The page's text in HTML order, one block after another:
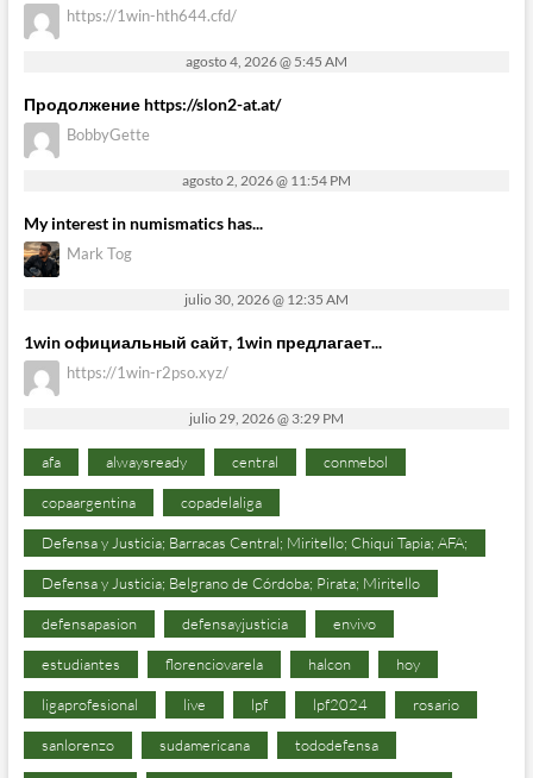
https://1win-hth644.cfd/
agosto 4, 2026 @ 5:45 AM
Продолжение https://slon2-at.at/
BobbyGette
agosto 2, 2026 @ 11:54 PM
My interest in numismatics has...
Mark Tog
julio 30, 2026 @ 12:35 AM
1win официальный сайт, 1win предлагает...
https://1win-r2pso.xyz/
julio 29, 2026 @ 3:29 PM
afa alwaysready central conmebol
copaargentina copadelaliga
Defensa y Justicia; Barracas Central; Miritello; Chiqui Tapia; AFA;
Defensa y Justicia; Belgrano de Córdoba; Pirata; Miritello
defensapasion defensayjusticia envivo
estudiantes florenciovarela halcon hoy
ligaprofesional live lpf lpf2024 rosario
sanlorenzo sudamericana tododefensa